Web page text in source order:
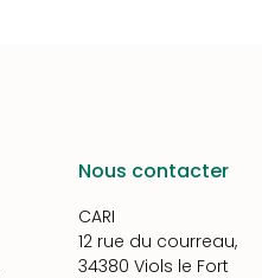
Nous contacter
CARI
12 rue du courreau,
34380 Viols le Fort